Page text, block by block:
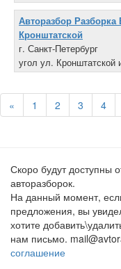
Авторазбор Разборка
Кронштатской
г. Санкт-Петербург
угол ул. Кронштатской
Турухтанные острова
+7 812 184-30-90
« 1 2 3 4
Скоро будут доступны
авторазборок.
На данный момент,
предложения, вы
хотите
нам письмо.
соглашение